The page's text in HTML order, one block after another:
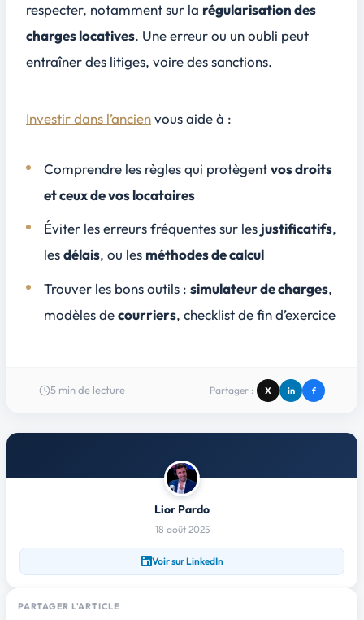
respecter, notamment sur la régularisation des
charges locatives. Une erreur ou un oubli peut
entraîner des litiges, voire des sanctions.
Investir dans l’ancienvous aide à :
Comprendre les règles qui protègentvos droits
et ceux de vos locataires
Éviter les erreurs fréquentes sur les justificatifs,
lesdélais, ou les méthodes de calcul
Trouver les bons outils :simulateur de charges,
modèles decourriers, checklist de fin d’exercice
5 min de lecture Partager : X in f
Lior Pardo
18 août 2025
Voir sur LinkedIn
PARTAGER L'ARTICLE